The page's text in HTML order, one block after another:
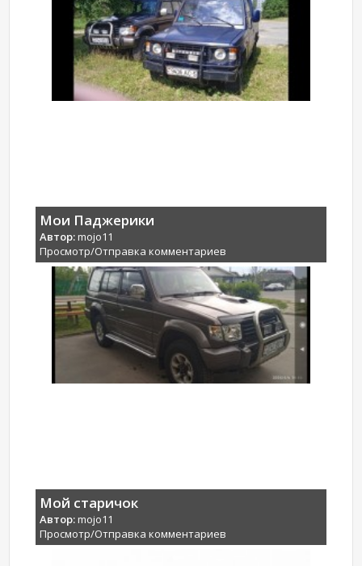
Мои Паджерики
Автор:mojo11
Просмотр/Отправка комментариев
Мой старичок
Автор:mojo11
Просмотр/Отправка комментариев